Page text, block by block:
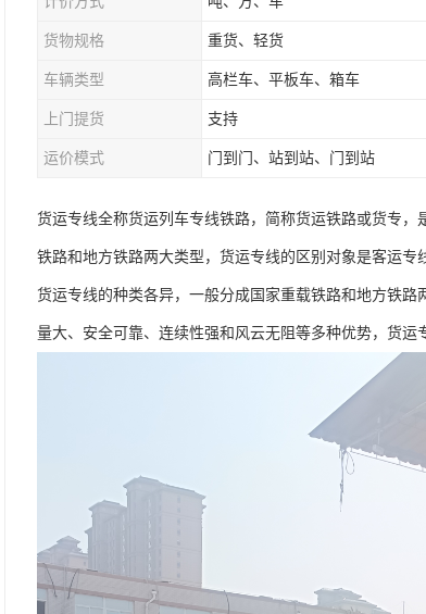
货物规格 重货、轻货
车辆类型 高栏车、平板车、箱车
上门提货 支持
运价模式 门到门、站到站、门到站
货运专线全称货运列车专线铁路，简称货运铁路或货专
铁路和地方铁路两大类型，货运专线的区别对象是客运专
货运专线的种类各异，一般分成国家重载铁路和地方铁
量大、安全可靠、连续性强和风云无阻等多种优势，货运